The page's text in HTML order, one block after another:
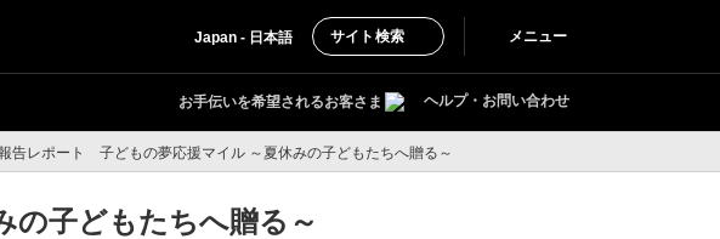
Japan - 日本語 サイト検索 メニュー
お手伝いを希望されるお客さま ヘルプ・お問い合わせ
告レポート 子どもの夢応援マイル ～夏休みの子どもたちへ贈る～
子どもたちへ贈る～